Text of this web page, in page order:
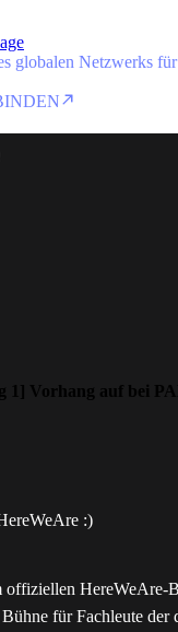
globalen Netzwerks
1] Vorhang auf bei
:)
offiziellen HereWeAre-
für Fachleute der